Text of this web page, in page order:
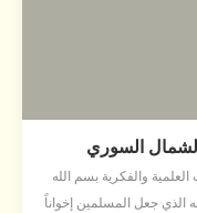
السوري
والفكرية بسم الله
الذي جعل المسلمين إخواناً